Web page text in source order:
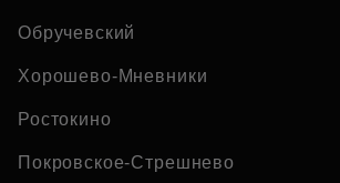
Обручевский
Хорошево-Мневники
Ростокино
Покровское-Стрешнево